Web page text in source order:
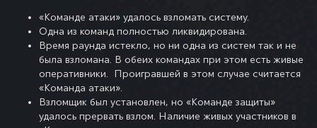
«Команде атаки» удалось взломать систему.
Одна из команд полностью ликвидирована.
Время раунда истекло, но ни одна из систем так и не
была взломана. В обеих командах при этом есть живые
оперативники. Проигравшей в этом случае считается
«Команда атаки».
Взломщик был установлен, но «Команде защиты»
удалось прервать взлом. Наличие живых участников в